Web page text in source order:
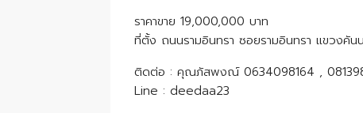
ราคาขาย 19,000,000 บาท
ที่ตั้ง ถนนรามอินทรา ซอยรามอินทรา แขวงคัน
ติดต่อ : คุณภัสพงณ์ 0634098164 ,
Line : deedaa23